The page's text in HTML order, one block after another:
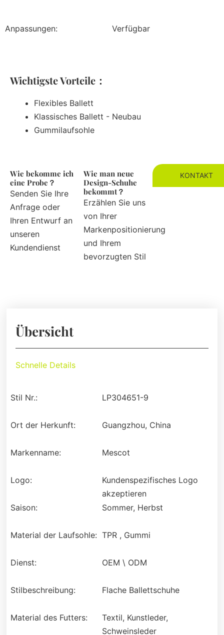
Anpassungen: Verfügbar
Wichtigste Vorteile：
Flexibles Ballett
Klassisches Ballett - Neubau
Gummilaufsohle
Wie bekomme ich
eine Probe？
Senden Sie Ihre
Anfrage oder
Ihren Entwurf an
unseren
Kundendienst
Wie man neue
Design-Schuhe
bekommt？
Erzählen Sie uns
von Ihrer
Markenpositionierung
und Ihrem
bevorzugten Stil
KONTAKT
Übersicht
Schnelle Details
Stil Nr.: LP304651-9
Ort der Herkunft: Guangzhou, China
Markenname: Mescot
Logo:
Kundenspezifisches Logo
akzeptieren
Saison:
Sommer, Herbst
Material der Laufsohle: TPR , Gummi
Dienst: OEM \ ODM
Stilbeschreibung: Flache Ballettschuhe
Material des Futters:
Textil, Kunstleder,
Schweinsleder